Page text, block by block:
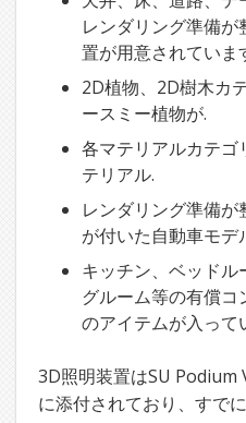
レンダリング準備
置が用意されていま
2D植物、2D樹木カ
ースミー植物が.
各マテリアルカテゴ
テリアル.
レンダリング準備
が付いた自動車モデ
キッチン、ベッド
グルーム等の有償
のアイテムが入って
3D照明装置はSU Podium
に添付されており、すで